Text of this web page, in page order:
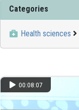
Categories
Health sciences
00:08:07